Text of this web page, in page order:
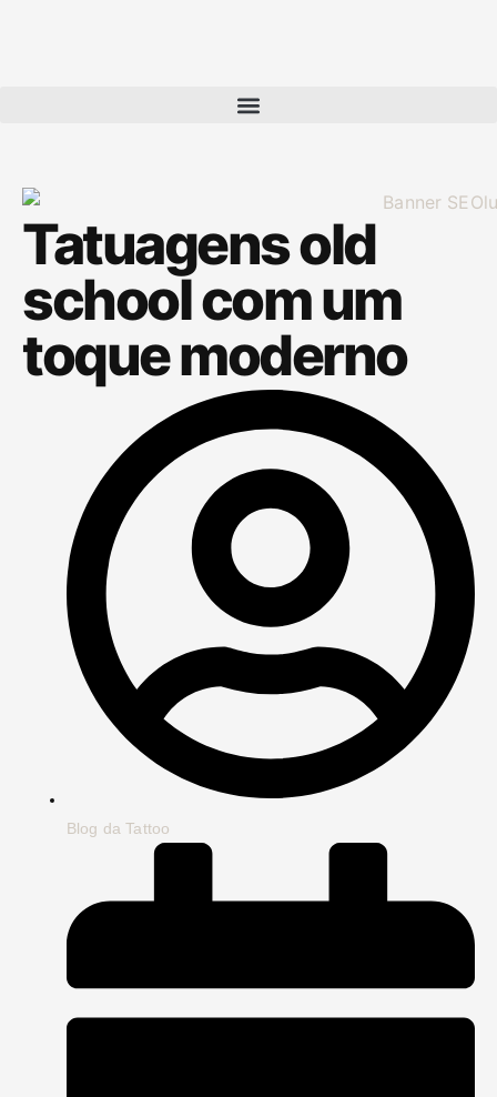
Tatuagens old
school com um
toque moderno
Blog da Tattoo